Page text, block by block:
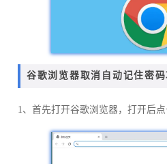
谷歌浏览器取消自动记住密
1、首先打开谷歌浏览器，打开后